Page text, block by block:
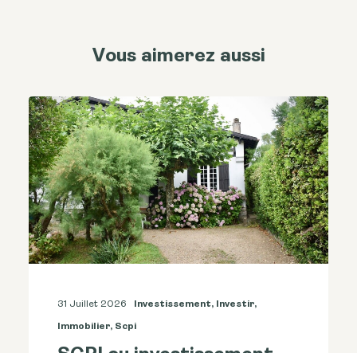
Vous aimerez aussi
31 Juillet 2026 Investissement, Investir,
Immobilier, Scpi